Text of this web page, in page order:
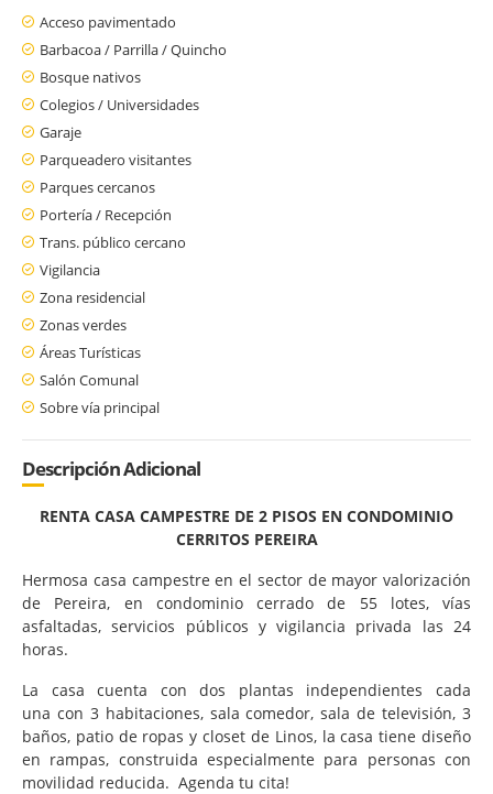
Acceso pavimentado
Barbacoa / Parrilla / Quincho
Bosque nativos
Colegios / Universidades
Garaje
Parqueadero visitantes
Parques cercanos
Portería / Recepción
Trans. público cercano
Vigilancia
Zona residencial
Zonas verdes
Áreas Turísticas
Salón Comunal
Sobre vía principal
Descripción Adicional
RENTA CASA CAMPESTRE DE 2 PISOS EN CONDOMINIO
CERRITOS PEREIRA
Hermosa casa campestre en el sector de mayor valorización
de Pereira, en condominio cerrado de 55 lotes, vías
asfaltadas, servicios públicos y vigilancia privada las 24
horas.
La casa cuenta con dos plantas independientes cada
una con 3 habitaciones, sala comedor, sala de televisión, 3
baños, patio de ropas y closet de Linos, la casa tiene diseño
en rampas, construida especialmente para personas con
movilidad reducida. Agenda tu cita!